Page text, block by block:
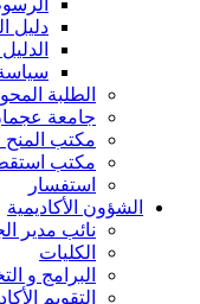
دليل
الطلبة
جامعة
مكتب المنح
مكتب
استفسار
الشؤون الأكاديمية
نائب مدير
الكليات
البرامج و
التقويم